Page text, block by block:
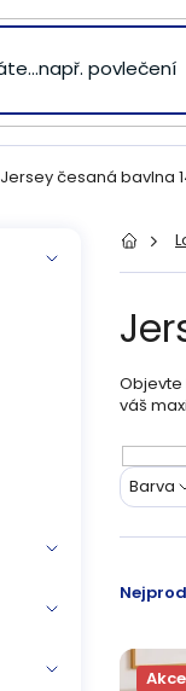
Jersey česaná bavlna
Domů
Objevte
váš
Ř
Barva
V
ý
p
s Akce